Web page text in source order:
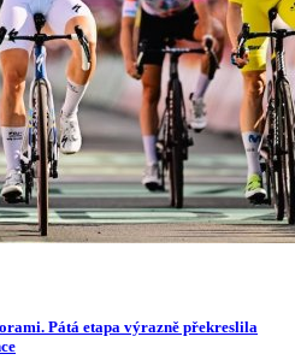
Pátá etapa výrazně překreslila